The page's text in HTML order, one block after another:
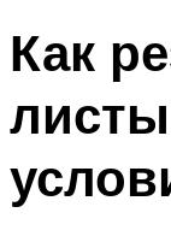
Как